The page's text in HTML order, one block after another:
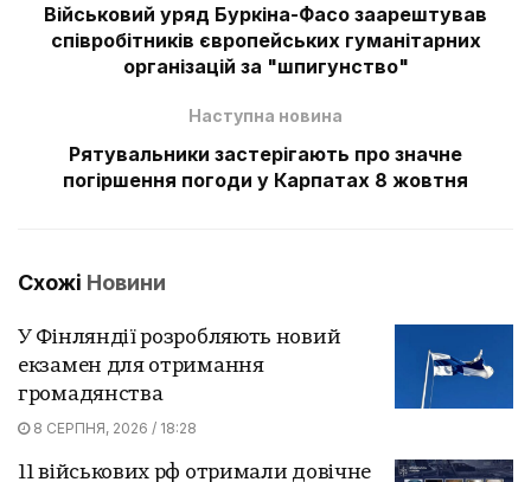
Військовий уряд Буркіна-Фасо заарештував
співробітників європейських гуманітарних
організацій за "шпигунство"
Наступна новина
Рятувальники застерігають про значне
погіршення погоди у Карпатах 8 жовтня
Схожі Новини
У Фінляндії розробляють новий
екзамен для отримання
громадянства
8 СЕРПНЯ, 2026 / 18:28
11 військових рф отримали довічне